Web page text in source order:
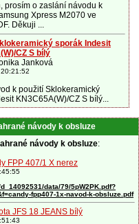
prosím o zaslání návodu k
Xpress M2070 ve
Děkuji ...
sporák Indesit
CZ S bílý
Janková
k použití Sklokeramický
KN3C65A(W)/CZ S bílý...
návody k obsluze
návody k obsluze:
FPP 407/1 X nerez
data/79/5pW2PK.pdf?
fpp407-1x-navod-k-obsluze.pdf
JFS 18 JEANS bílý